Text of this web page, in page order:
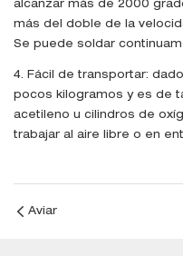
alcanzar más de 2000
más del doble de la
Se puede soldar
4. Fácil de transportar:
pocos kilogramos y es de
acetileno u cilindros de
trabajar al aire libre o en
Aviar